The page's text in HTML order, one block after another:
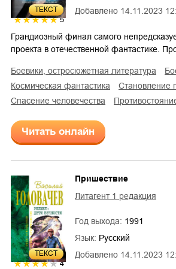
ТЕКСТ
5
Добавлено 14.11.2023
Грандиозный финал самого
проекта в отечественной фантастике.
боевики, остросюжетная литература
космическая фантастика
становление
спасение человечества
Читать онлайн
ТЕКСТ
4
Добавлено 14.11.2023
Пришествие
Литагент 1 редакция
Год выхода: 1991
Язык: Русский